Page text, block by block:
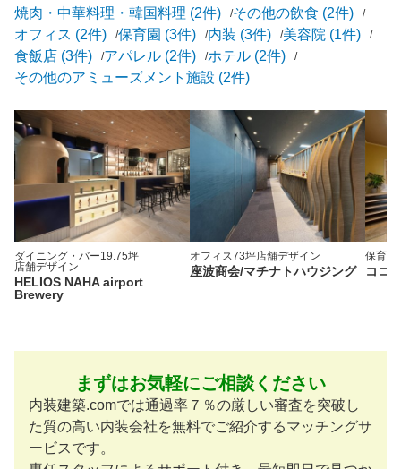
焼肉・中華料理・韓国料理 (2件)
その他の飲食 (2件)
オフィス (2件)
保育園 (3件) 内装 (3件)
美容院 (1件)
食飯店 (3件)
アパレル (2件)
ホテル (2件)
その他のアミューズメント施設 (2件)
ダイニング・バー19.75坪
店舗デザイン
HELIOS NAHA airport
Brewery
オフィス73坪店舗デザイン
座波商会/マチナトハウジング
保育園
ココ
まずはお気軽にご相談ください
内装建築.comでは通過率７％の厳しい審査を突破し
た質の高い内装会社を無料でご紹介するマッチングサ
ービスです。